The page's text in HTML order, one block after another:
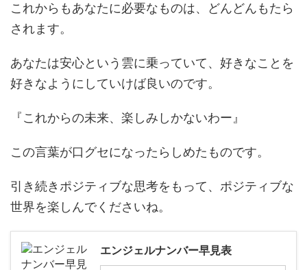
これからもあなたに必要なものは、どんどんもたら
されます。
あなたは安心という雲に乗っていて、好きなことを
好きなようにしていけば良いのです。
『これからの未来、楽しみしかないわー』
この言葉が口グセになったらしめたものです。
引き続きポジティブな思考をもって、ポジティブな
世界を楽しんでくださいね。
エンジェルナンバー早見表